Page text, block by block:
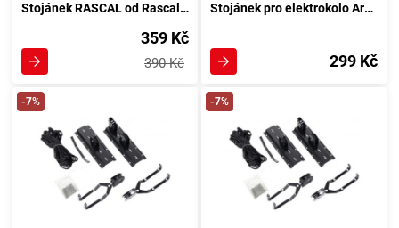
Stojánek RASCAL od Rascal Bikes
359 Kč
390 Kč
Stojánek pro elektrokolo Arcore E-BIKE STAND, černý
299 Kč
-7% -7%